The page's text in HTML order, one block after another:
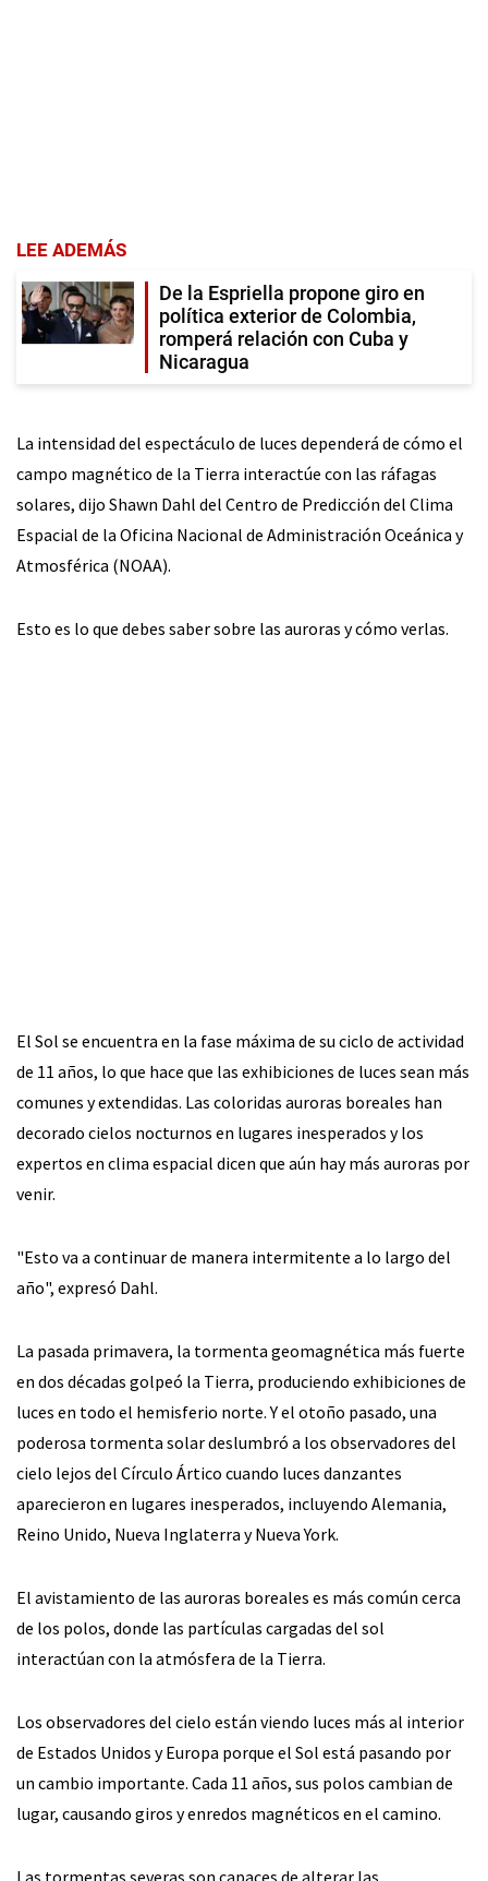
LEE ADEMÁS
De la Espriella propone giro en
política exterior de Colombia,
romperá relación con Cuba y
Nicaragua
La intensidad del espectáculo de luces dependerá de cómo el
campo magnético de la Tierra interactúe con las ráfagas
solares, dijo Shawn Dahl del Centro de Predicción del Clima
Espacial de la Oficina Nacional de Administración Oceánica y
Atmosférica (NOAA).
Esto es lo que debes saber sobre las auroras y cómo verlas.
El Sol se encuentra en la fase máxima de su ciclo de actividad
de 11 años, lo que hace que las exhibiciones de luces sean más
comunes y extendidas. Las coloridas auroras boreales han
decorado cielos nocturnos en lugares inesperados y los
expertos en clima espacial dicen que aún hay más auroras por
venir.
"Esto va a continuar de manera intermitente a lo largo del
año", expresó Dahl.
La pasada primavera, la tormenta geomagnética más fuerte
en dos décadas golpeó la Tierra, produciendo exhibiciones de
luces en todo el hemisferio norte. Y el otoño pasado, una
poderosa tormenta solar deslumbró a los observadores del
cielo lejos del Círculo Ártico cuando luces danzantes
aparecieron en lugares inesperados, incluyendo Alemania,
Reino Unido, Nueva Inglaterra y Nueva York.
El avistamiento de las auroras boreales es más común cerca
de los polos, donde las partículas cargadas del sol
interactúan con la atmósfera de la Tierra.
Los observadores del cielo están viendo luces más al interior
de Estados Unidos y Europa porque el Sol está pasando por
un cambio importante. Cada 11 años, sus polos cambian de
lugar, causando giros y enredos magnéticos en el camino.
Las tormentas severas son capaces de alterar las